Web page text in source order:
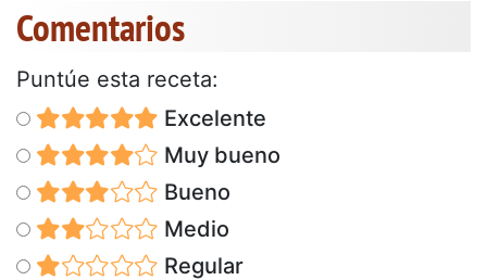
Comentarios
Puntúe esta receta:
Excelente
Muy bueno
Bueno
Medio
Regular